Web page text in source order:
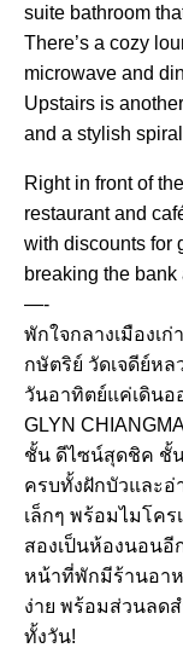
suite bathroom
There’s a cozy
microwave and
Upstairs is
and a stylish
Right in front of
restaurant and
with discounts for
breaking the
—-
พักใจกลางเมืองเก่
กษัตริย์ วัดเจดีย์ห
วันอาทิตย์แค่เดินอ
GLYN
ชั้น ดีไซน์สุดชิค ชั้
ครบทั้งฝักบัวและอ่
เล็กๆ พร้อมไมโค
สองเป็นห้องนอนอี
หน้าที่พักมีร้านอาห
ง่าย พร้อมส่วนลด
ทั้งวัน!